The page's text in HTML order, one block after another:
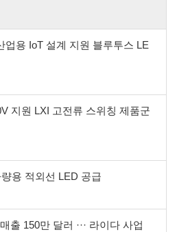
업용 IoT 설계 지원 블루투스 LE
지원 LXI 고전류 스위칭 제품군
용 적외선 LED 공급
출 150만 달러 ··· 라이다 사업